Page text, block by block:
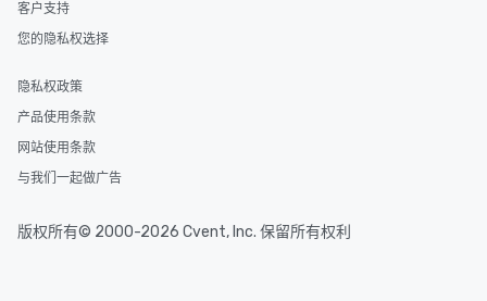
客户支持
您的隐私权选择
隐私权政策
产品使用条款
网站使用条款
与我们一起做广告
版权所有© 2000-2026 Cvent, Inc. 保留所有权利